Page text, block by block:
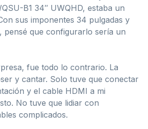
B1 34″ UWQHD, estaba un
sus imponentes 34 pulgadas y
pensé que configurarlo sería un
fue todo lo contrario. La
y cantar. Solo tuve que conectar
y el cable HDMI a mi
No tuve que lidiar con
complicados.